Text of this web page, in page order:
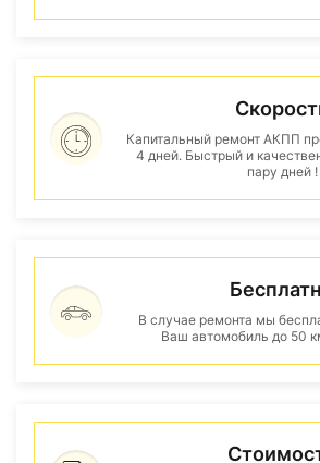
Капитальный ремонт АКПП
4 дней. Быстрый и
пару дней !
В случае ремонта мы
Ваш автомобиль до 50